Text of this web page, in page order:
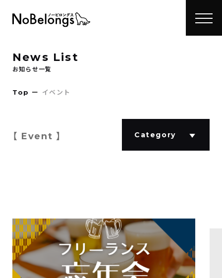
News List
お知らせ一覧
Top ー イベント
【 Event 】 Category